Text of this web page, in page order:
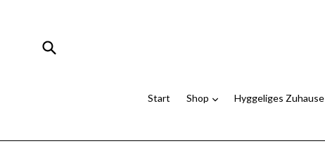
Start Shop Hyggeliges Zuhause